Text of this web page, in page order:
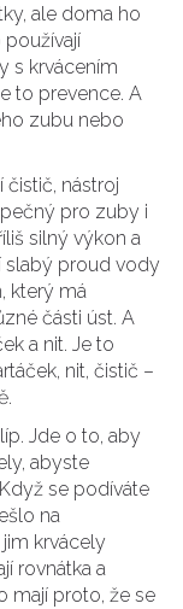
ale doma ho
s krvácením
to prevence. A
zubu nebo
čistič, nástroj
pro zuby i
silný výkon a
slabý proud vody
který má
části úst. A
a nit. Je to
nit, čistič –
Jde o to, aby
abyste
se podíváte
na
krvácely
rovnátka a
mají proto, že se